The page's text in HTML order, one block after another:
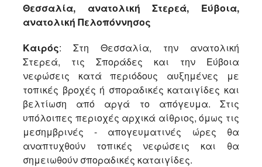
Θεσσαλία, ανατολική Στερεά, Εύβοια,
ανατολική Πελοπόννησος
Καιρός: Στη Θεσσαλία, την ανατολική
Στερεά, τις Σποράδες και την Εύβοια
νεφώσεις κατά περιόδους αυξημένες με
τοπικές βροχές ή σποραδικές καταιγίδες και
βελτίωση από αργά το απόγευμα. Στις
υπόλοιπες περιοχές αρχικά αίθριος, όμως τις
μεσημβρινές - απογευματινές ώρες θα
αναπτυχθούν τοπικές νεφώσεις και θα
σημειωθούν σποραδικές καταιγίδες.